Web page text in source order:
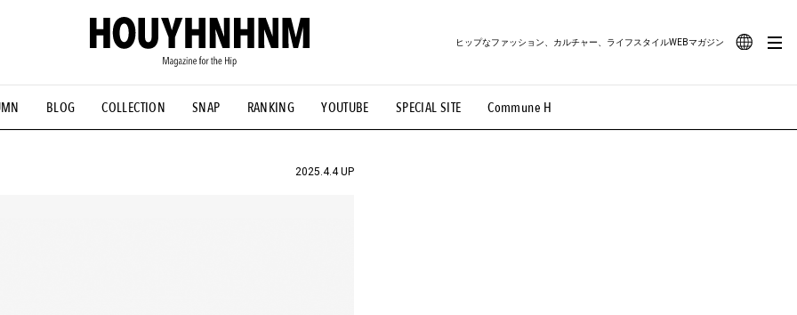
BLOG COLLECTION SNAP RANKING YOUTUBE SPECIAL SITE Commune H
ヒップなファッション、カルチャー、ライフスタイルWEBマガジン
#古着サミット #NEW VINTAGE #マイナーグッド図鑑 #路地裏てぃーん。 #MONTHLY JOURNAL
#FOCUS IT #AH.H #ととけん #FASHION #MUSIC #MOVIE #LIFESTYLE #SNEAKER #OUTDOOR
2025.4.4 UP